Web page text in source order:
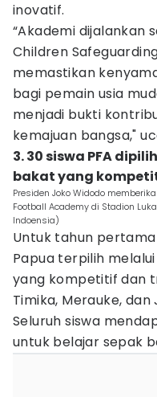
inovatif.
“Akademi dijalankan
Children
memastikan
bagi pemain usia
menjadi bukti
kemajuan bangsa,"
3. 30 siswa PFA
bakat yang
Presiden Joko Widodo
Football Academy di Stadion
Indoensia)
Untuk tahun
Papua terpilih
yang kompetitif dan
Timika, Merauke,
Seluruh siswa
untuk belajar sepak